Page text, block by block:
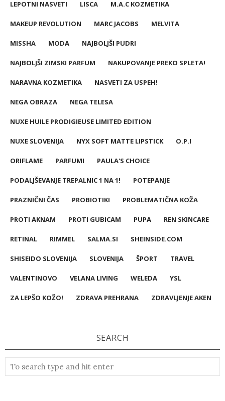
LEPOTNI NASVETI LISCA M.A.C KOZMETIKA
MAKEUP REVOLUTION MARC JACOBS MELVITA
MISSHA MODA NAJBOLJŠI PUDRI
NAJBOLJŠI ZIMSKI PARFUM NAKUPOVANJE PREKO SPLETA!
NARAVNA KOZMETIKA NASVETI ZA USPEH!
NEGA OBRAZA NEGA TELESA
NUXE HUILE PRODIGIEUSE LIMITED EDITION
NUXE SLOVENIJA NYX SOFT MATTE LIPSTICK O.P.I
ORIFLAME PARFUMI PAULA'S CHOICE
PODALJŠEVANJE TREPALNIC 1 NA 1! POTEPANJE
PRAZNIČNI ČAS PROBIOTIKI PROBLEMATIČNA KOŽA
PROTI AKNAM PROTI GUBICAM PUPA REN SKINCARE
RETINAL RIMMEL SALMA.SI SHEINSIDE.COM
SHISEIDO SLOVENIJA SLOVENIJA ŠPORT TRAVEL
VALENTINOVO VELANA LIVING WELEDA YSL
ZA LEPŠO KOŽO! ZDRAVA PREHRANA ZDRAVLJENJE AKEN
SEARCH